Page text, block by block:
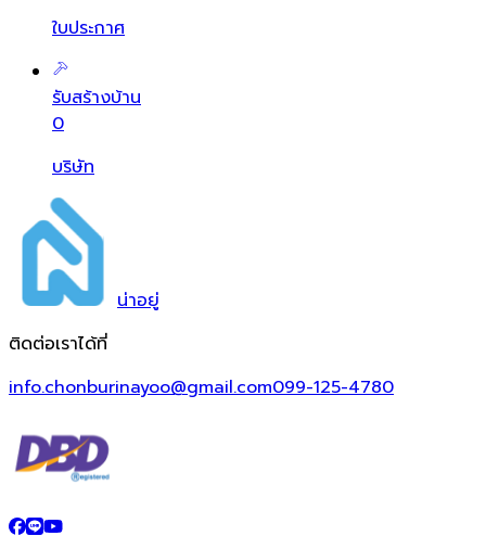
ใบประกาศ
รับสร้างบ้าน
0
บริษัท
น่าอยู่
ติดต่อเราได้ที่
info.chonburinayoo@gmail.com099-125-4780